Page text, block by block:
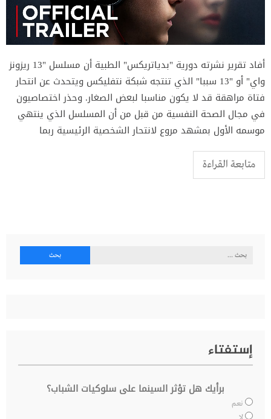
أفاد تقرير نشرته دورية "بدياتريكس" الطبية أن مسلسل "13 ريزونز
واي" أو "13 سببا" الذي تنتجه شبكة نتفليكس ويتحدث عن انتحار
فتاة مراهقة قد لا يكون مناسبا لبعض الصغار. وحذر اختصاصيون
في مجال الصحة النفسية من قبل من أن المسلسل الذي ينتهي
موسمه الأول بمشهد مروع لانتحار الشخصية الرئيسية ربما
متابعة القراءة
البحث
إستفتاء
برأيك هل تؤثر السينما على سلوكيات الشباب؟
نعم